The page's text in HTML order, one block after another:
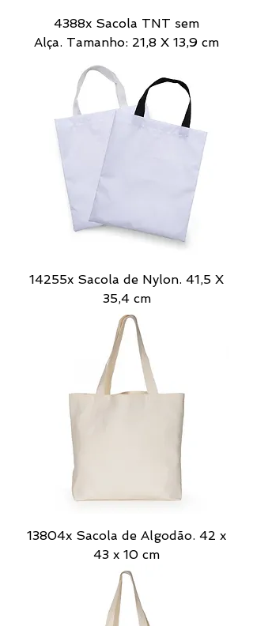
4388x Sacola TNT sem
Alça. Tamanho: 21,8 X 13,9 cm
14255x Sacola de Nylon. 41,5 X
35,4 cm
13804x Sacola de Algodão. 42 x
43 x 10 cm